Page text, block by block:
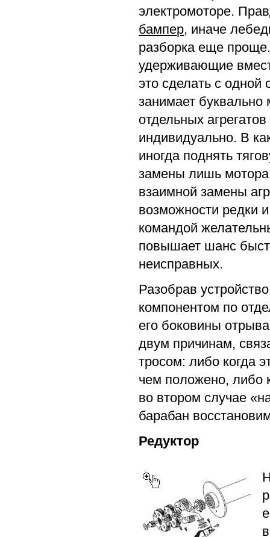
электромоторе.
бампер, иначе
разборка еще
удерживающие
это сделать с
занимает
отдельных
индивидуально. В
иногда поднять
замены лишь мотора
взаимной замены
возможности редки
командой
повышает шанс
неисправных.
Разобрав
компонентом по
его боковины
двум причинам,
тросом: либо когда
чем положено, либо
во втором случае
барабан
Редуктор